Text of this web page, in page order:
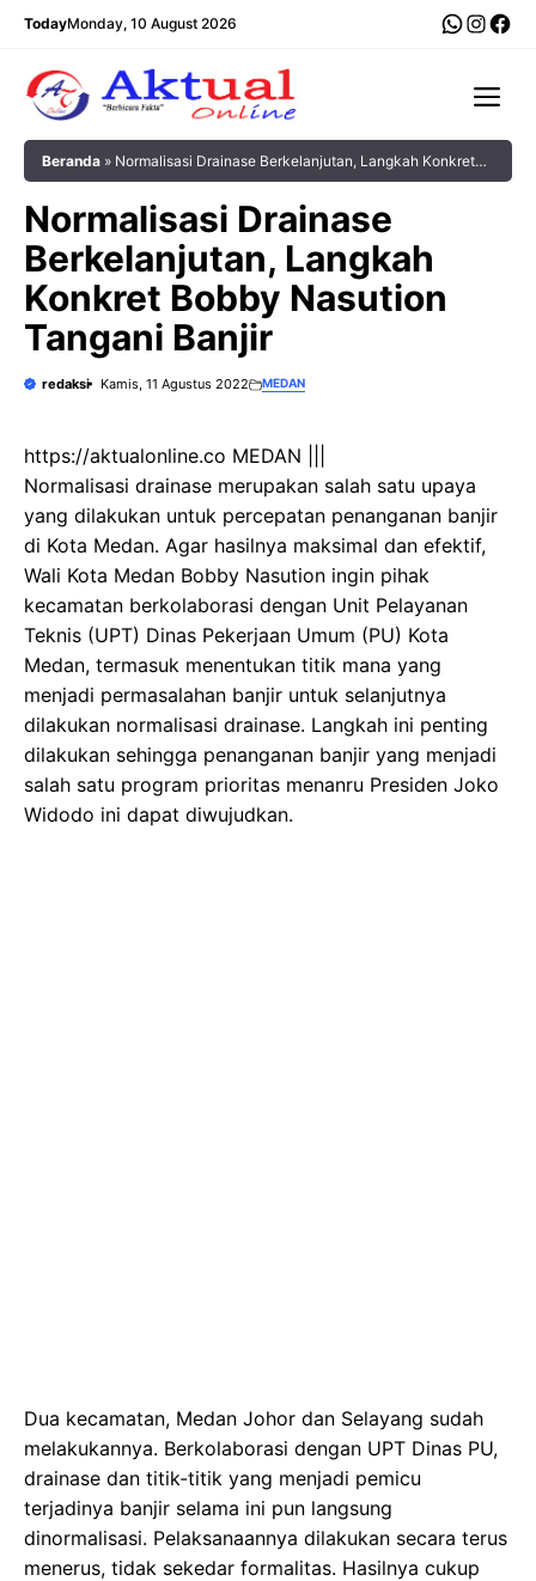
Langsung
TodayMonday, 10 August 2026
Beranda » Normalisasi Drainase Berkelanjutan, Langkah Konkret
Normalisasi Drainase
Berkelanjutan, Langkah
Konkret Bobby Nasution
Tangani Banjir
redaksi Kamis, 11 Agustus 2022 MEDAN
https://aktualonline.co MEDAN |||
Normalisasi drainase merupakan salah satu upaya
yang dilakukan untuk percepatan penanganan banjir
di Kota Medan. Agar hasilnya maksimal dan efektif,
Wali Kota Medan Bobby Nasution ingin pihak
kecamatan berkolaborasi dengan Unit Pelayanan
Teknis (UPT) Dinas Pekerjaan Umum (PU) Kota
Medan, termasuk menentukan titik mana yang
menjadi permasalahan banjir untuk selanjutnya
dilakukan normalisasi drainase. Langkah ini penting
dilakukan sehingga penanganan banjir yang menjadi
salah satu program prioritas menanru Presiden Joko
Widodo ini dapat diwujudkan.
Dua kecamatan, Medan Johor dan Selayang sudah
melakukannya. Berkolaborasi dengan UPT Dinas PU,
drainase dan titik-titik yang menjadi pemicu
terjadinya banjir selama ini pun langsung
dinormalisasi. Pelaksanaannya dilakukan secara terus
menerus, tidak sekedar formalitas. Hasilnya cukup